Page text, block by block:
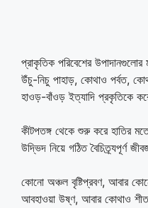
প্রাকৃতিক পরিবেশের
উঁচু-নিচু পাহাড়, কোথাও পর্বত,
হাওড়-বাঁওড় ইত্যাদি প্রকৃতিকে
কীটপতঙ্গ থেকে শুরু করে হাতির
উদ্ভিদ নিয়ে গঠিত বৈচিত্র্যপূর্ণ
কোনো অঞ্চল বৃষ্টিপ্রবণ, আবার
আবহাওয়া উষ্ণ, আবার কোথাও